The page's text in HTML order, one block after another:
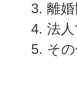
離
法
そ